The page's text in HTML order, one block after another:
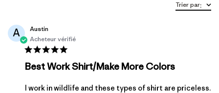
Trier par:
A
Austin
Acheteur vérifié
Best Work Shirt/Make More Colors
I work in wildlife and these types of shirt are priceless.